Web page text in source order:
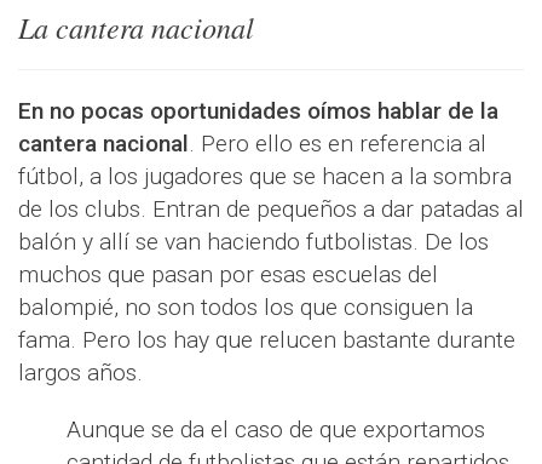
La cantera nacional
En no pocas oportunidades oímos hablar de la
cantera nacional. Pero ello es en referencia al
fútbol, a los jugadores que se hacen a la sombra
de los clubs. Entran de pequeños a dar patadas al
balón y allí se van haciendo futbolistas. De los
muchos que pasan por esas escuelas del
balompié, no son todos los que consiguen la
fama. Pero los hay que relucen bastante durante
largos años.
Aunque se da el caso de que exportamos